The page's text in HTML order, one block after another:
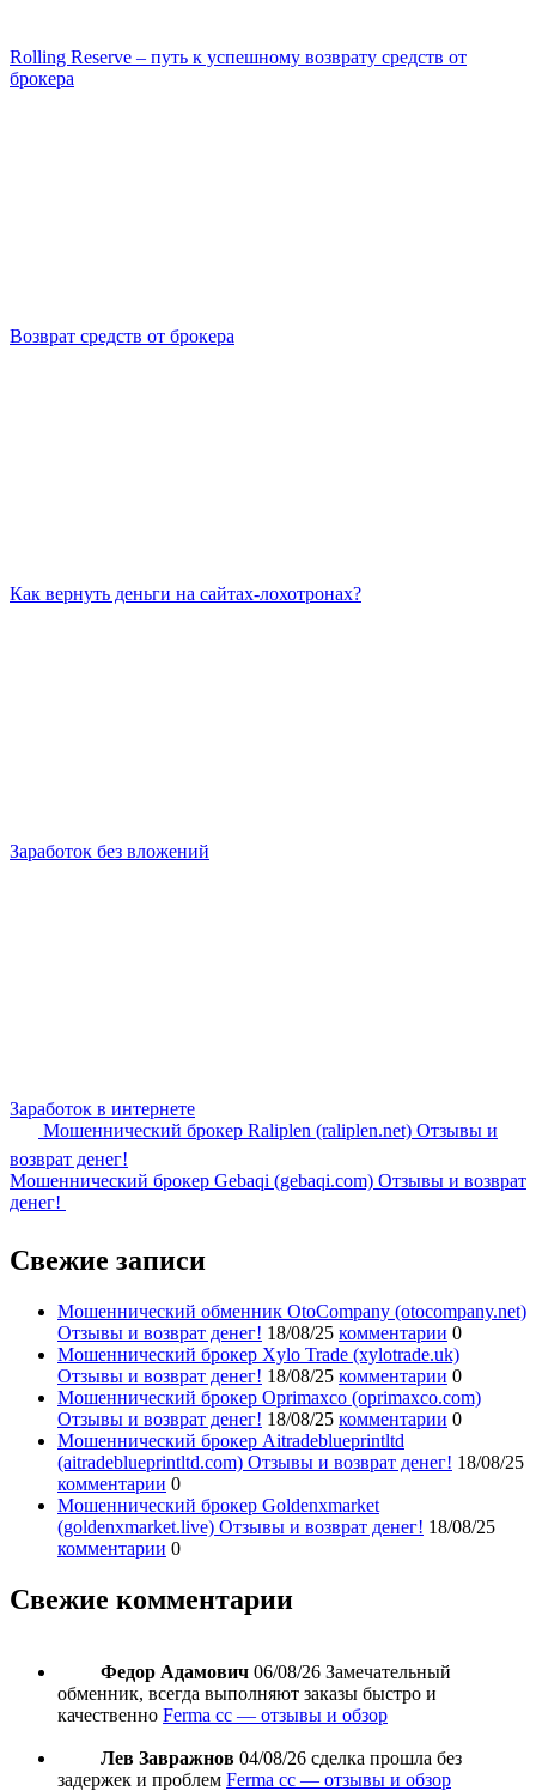
Rolling Reserve – путь к успешному возврату средств от
брокера
Возврат средств от брокера
Как вернуть деньги на сайтах-лохотронах?
Заработок без вложений
Заработок в интернете
Мошеннический брокер Raliplen (raliplen.net) Отзывы и
возврат денег!
Мошеннический брокер Gebaqi (gebaqi.com) Отзывы и возврат
денег!
Свежие записи
Мошеннический обменник OtoCompany (otocompany.net)
Отзывы и возврат денег! 18/08/25 комментарии 0
Мошеннический брокер Xylo Trade (xylotrade.uk)
Отзывы и возврат денег! 18/08/25 комментарии 0
Мошеннический брокер Oprimaxco (oprimaxco.com)
Отзывы и возврат денег! 18/08/25 комментарии 0
Мошеннический брокер Aitradeblueprintltd
(aitradeblueprintltd.com) Отзывы и возврат денег! 18/08/25
комментарии 0
Мошеннический брокер Goldenxmarket
(goldenxmarket.live) Отзывы и возврат денег! 18/08/25
комментарии 0
Свежие комментарии
Федор Адамович 06/08/26 Замечательный
обменник, всегда выполняют заказы быстро и
качественно Ferma cc — отзывы и обзор
Лев Завражнов 04/08/26 сделка прошла без
задержек и проблем Ferma cc — отзывы и обзор